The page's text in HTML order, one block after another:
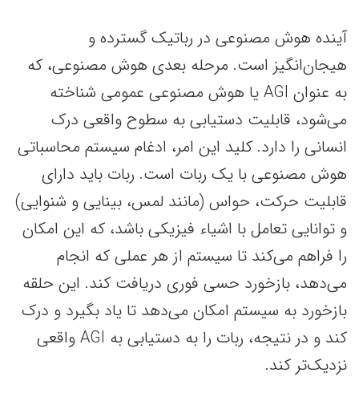
آینده هوش مصنوعی در رباتیک گسترده و
هیجان‌انگیز است. مرحله بعدی هوش مصنوعی، که
به عنوان AGI یا هوش مصنوعی عمومی شناخته
می‌شود، قابلیت دستیابی به سطوح واقعی درک
انسانی را دارد. کلید این امر، ادغام سیستم محاسباتی
هوش مصنوعی با یک ربات است. ربات باید دارای
قابلیت حرکت، حواس (مانند لمس، بینایی و شنوایی)
و توانایی تعامل با اشیاء فیزیکی باشد، که این امکان
را فراهم می‌کند تا سیستم از هر عملی که انجام
می‌دهد، بازخورد حسی فوری دریافت کند. این حلقه
بازخورد به سیستم امکان می‌دهد تا یاد بگیرد و درک
کند و در نتیجه، ربات را به دستیابی به AGI واقعی
نزدیک‌تر کند.